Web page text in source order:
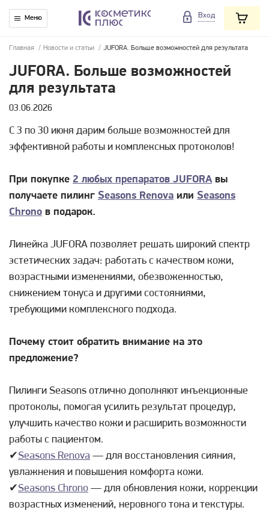
Меню Вход
Главная / Новости и статьи / JUFORA. Больше возможностей для результата
JUFORA. Больше возможностей
для результата
03.06.2026
С 3 по 30 июня дарим больше возможностей для
эффективной работы и комплексных протоколов!
При покупке 2 любых препаратов JUFORAвы
получаете пилинг Seasons Renova или Seasons
Chrono в подарок.
Линейка JUFORA позволяет решать широкий спектр
эстетических задач: работать с качеством кожи,
возрастными изменениями, обезвоженностью,
снижением тонуса и другими состояниями,
требующими комплексного подхода.
Почему стоит обратить внимание на это
предложение?
Пилинги Seasons отлично дополняют инъекционные
протоколы, помогая усилить результат процедур,
улучшить качество кожи и расширить возможности
работы с пациентом.
✔Seasons Renova — для восстановления сияния,
увлажнения и повышения комфорта кожи.
✔Seasons Chrono — для обновления кожи, коррекции
возрастных изменений, неровного тона и текстуры.